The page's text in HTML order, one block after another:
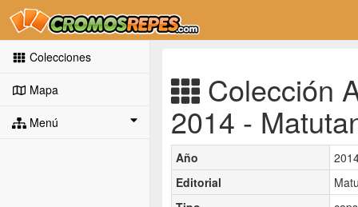
Colecciones
Mapa
Menú
Colección
2014 -
Año
Editorial